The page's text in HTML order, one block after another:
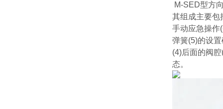
M-SED型方
其组成主要包
手动应急操作
弹簧(5)的设
(4)后面的阀
态。